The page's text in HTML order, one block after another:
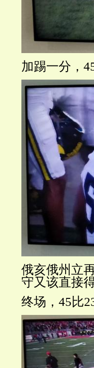
加踢一分，
俄亥俄州立
守又该直接
终场， 45比